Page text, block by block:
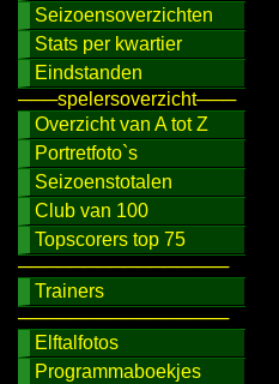
Seizoensoverzichten
Stats per kwartier
Eindstanden
───spelersoverzicht───
Overzicht van A tot Z
Portretfoto`s
Seizoenstotalen
Club van 100
Topscorers top 75
────────────────
Trainers
────────────────
Elftalfotos
Programmaboekjes